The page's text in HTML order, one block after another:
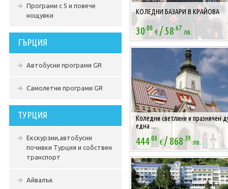
Програми с 5 и повече
нощувки
ГЪРЦИЯ
Автобусни програми GR
Самолетни програми GR
ТУРЦИЯ
Екскурзии,автобусни
почивки Турция и собствен
транспорт
Айвалък
КОЛЕДНИ БАЗАРИ В КРАЙОВА
30.00 €/58.67 лв.
Коледни светлини и празничен
една ...
444.00 €/868.39 лв.